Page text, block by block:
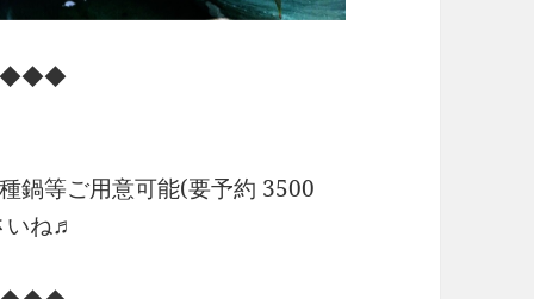
鍋等ご用意可能(要予約 3500
いね♬